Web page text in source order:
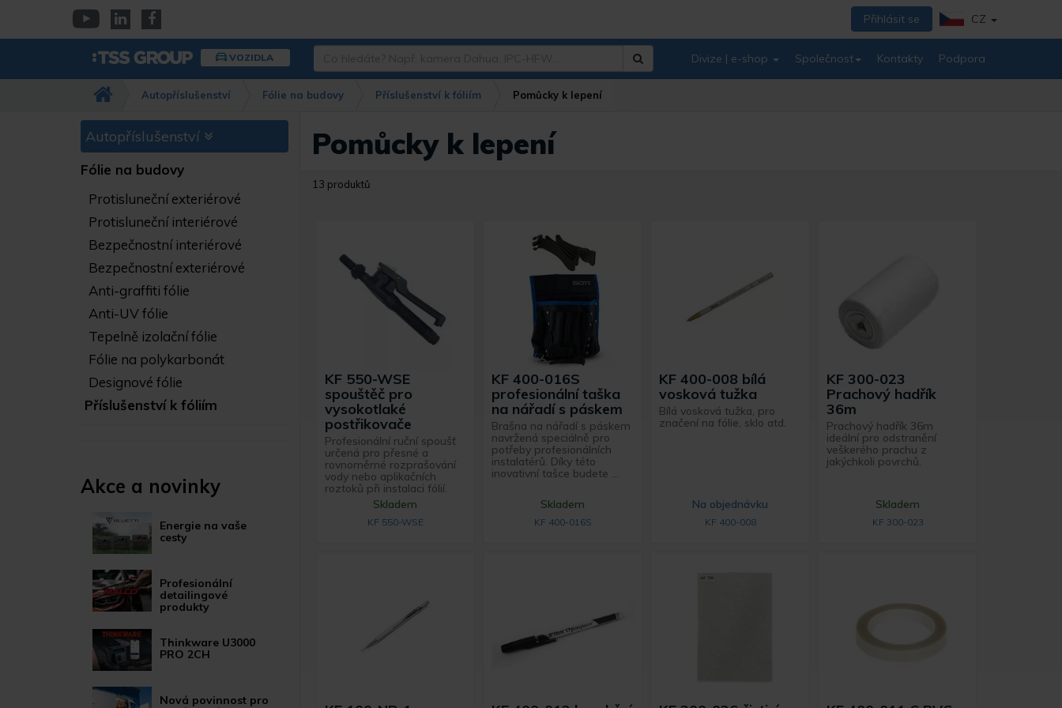
YouTubeLinkedinFacebook
Přihlásit se CZ
VOZIDLA
Co
Např.
kamera
HFW…
Divize | e-shop Společnost Kontakty Podpora
Autopříslušenství Fólie na budovy Příslušenství k fóliím Pomůcky k lepení
Autopříslušenství
Fólie na budovy
Protisluneční exteriérové
Protisluneční interiérové
Bezpečnostní interiérové
Bezpečnostní exteriérové
Anti-graffiti fólie
Anti-UV fólie
Tepelně izolační fólie
Fólie na polykarbonát
Designové fólie
Příslušenství k fóliím
Akce a novinky
Energie na vaše
cesty
Profesionální
detailingové
produkty
Thinkware U3000
PRO 2CH
Nová povinnost pro
Pomůcky k lepení
13 produktů
KF 550-WSE
spouštěč pro
vysokotlaké
postřikovače
Profesionální ruční spoušť
určená pro přesné a
rovnoměrné rozprašování
vody nebo aplikačních
roztoků při instalaci fólií.
Skladem
KF 550-WSE
KF 400-016S
profesionální taška
na nářadí s páskem
Brašna na nářadí s páskem
navržená speciálně pro
potřeby profesionálních
instalatérů. Díky této
inovativní tašce budete ...
Skladem
KF 400-016S
KF 400-008 bílá
vosková tužka
Bílá vosková tužka, pro
značení na fólie, sklo atd.
Na objednávku
KF 400-008
KF 300-023
Prachový hadřík
36m
Prachový hadřík 36m
ideální pro odstranění
veškerého prachu z
jakýchkoli povrchů.
Skladem
KF 300-023